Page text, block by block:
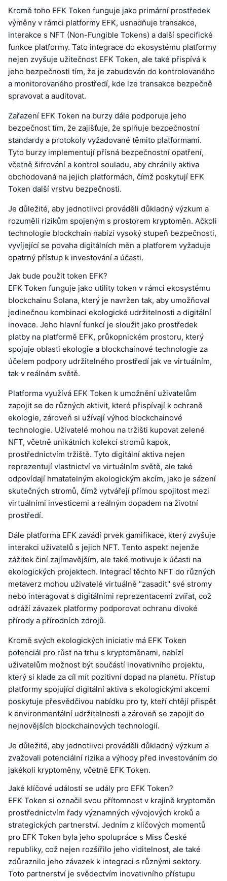
Kromě toho EFK Token funguje jako primární prostředek
výměny v rámci platformy EFK, usnadňuje transakce,
interakce s NFT (Non-Fungible Tokens) a další specifické
funkce platformy. Tato integrace do ekosystému platformy
nejen zvyšuje užitečnost EFK Token, ale také přispívá k
jeho bezpečnosti tím, že je zabudován do kontrolovaného
a monitorovaného prostředí, kde lze transakce bezpečně
spravovat a auditovat.
Zařazení EFK Token na burzy dále podporuje jeho
bezpečnost tím, že zajišťuje, že splňuje bezpečnostní
standardy a protokoly vyžadované těmito platformami.
Tyto burzy implementují přísná bezpečnostní opatření,
včetně šifrování a kontrol souladu, aby chránily aktiva
obchodovaná na jejich platformách, čímž poskytují EFK
Token další vrstvu bezpečnosti.
Je důležité, aby jednotlivci prováděli důkladný výzkum a
rozuměli rizikům spojeným s prostorem kryptoměn. Ačkoli
technologie blockchain nabízí vysoký stupeň bezpečnosti,
vyvíjející se povaha digitálních měn a platforem vyžaduje
opatrný přístup k investování a účasti.
Jak bude použit token EFK?
EFK Token funguje jako utility token v rámci ekosystému
blockchainu Solana, který je navržen tak, aby umožňoval
jedinečnou kombinaci ekologické udržitelnosti a digitální
inovace. Jeho hlavní funkcí je sloužit jako prostředek
platby na platformě EFK, průkopnickém prostoru, který
spojuje oblasti ekologie a blockchainové technologie za
účelem podpory udržitelného prostředí jak ve virtuálním,
tak v reálném světě.
Platforma využívá EFK Token k umožnění uživatelům
zapojit se do různých aktivit, které přispívají k ochraně
ekologie, zároveň si užívají výhod blockchainové
technologie. Uživatelé mohou na tržišti kupovat zelené
NFT, včetně unikátních kolekcí stromů kapok,
prostřednictvím tržiště. Tyto digitální aktiva nejen
reprezentují vlastnictví ve virtuálním světě, ale také
odpovídají hmatatelným ekologickým akcím, jako je sázení
skutečných stromů, čímž vytvářejí přímou spojitost mezi
virtuálními investicemi a reálným dopadem na životní
prostředí.
Dále platforma EFK zavádí prvek gamifikace, který zvyšuje
interakci uživatelů s jejich NFT. Tento aspekt nejenže
zážitek činí zajímavějším, ale také motivuje k účasti na
ekologických projektech. Integrací těchto NFT do různých
metaverz mohou uživatelé virtuálně "zasadit" své stromy
nebo interagovat s digitálními reprezentacemi zvířat, což
odráží závazek platformy podporovat ochranu divoké
přírody a přírodních zdrojů.
Kromě svých ekologických iniciativ má EFK Token
potenciál pro růst na trhu s kryptoměnami, nabízí
uživatelům možnost být součástí inovativního projektu,
který si klade za cíl mít pozitivní dopad na planetu. Přístup
platformy spojující digitální aktiva s ekologickými akcemi
poskytuje přesvědčivou nabídku pro ty, kteří chtějí přispět
k environmentální udržitelnosti a zároveň se zapojit do
nejnovějších blockchainových technologií.
Je důležité, aby jednotlivci prováděli důkladný výzkum a
zvažovali potenciální rizika a výhody před investováním do
jakékoli kryptoměny, včetně EFK Token.
Jaké klíčové události se udály pro EFK Token?
EFK Token si označil svou přítomnost v krajině kryptoměn
prostřednictvím řady významných vývojových kroků a
strategických partnerství. Jedním z klíčových momentů
pro EFK Token byla jeho spolupráce s Miss České
republiky, což nejen rozšířilo jeho viditelnost, ale také
zdůraznilo jeho závazek k integraci s různými sektory.
Toto partnerství je svědectvím inovativního přístupu